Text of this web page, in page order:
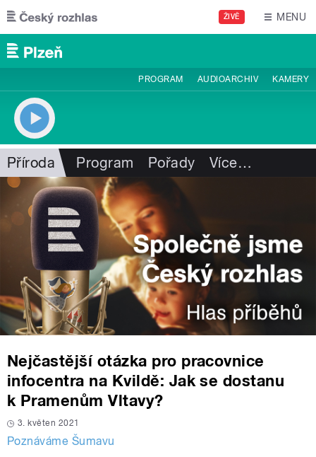
Přejít k hlavnímu obsahu
ŽIVĚ MENU
PROGRAM AUDIOARCHIV KAMERY
Příroda Program Pořady Více…
Nejčastější otázka pro pracovnice
infocentra na Kvildě: Jak se dostanu
k Pramenům Vltavy?
3. květen 2021
Poznáváme Šumavu